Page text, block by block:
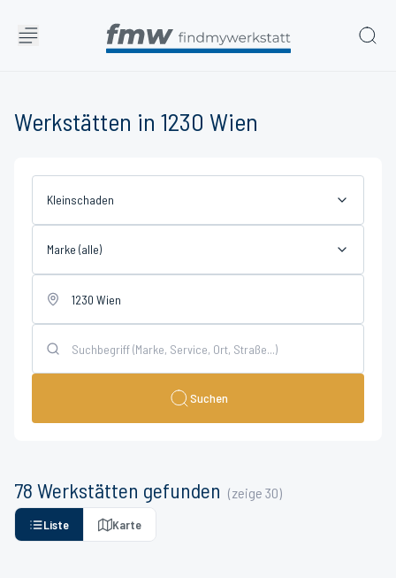
Werkstätten in 1230 Wien
Kleinschaden
Marke (alle)
Suchen
78 Werkstätten gefunden (zeige 30)
Liste Karte